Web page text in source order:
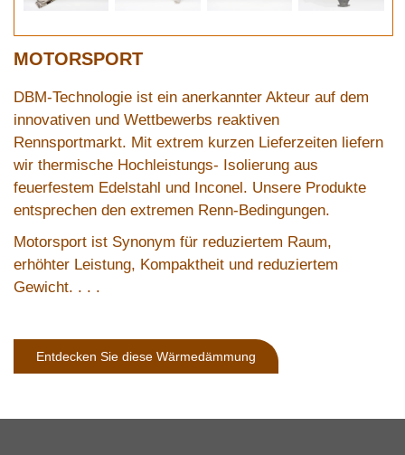
MOTORSPORT
DBM-Technologie ist ein anerkannter Akteur auf dem
innovativen und Wettbewerbs reaktiven
Rennsportmarkt. Mit extrem kurzen Lieferzeiten liefern
wir thermische Hochleistungs- Isolierung aus
feuerfestem Edelstahl und Inconel. Unsere Produkte
entsprechen den extremen Renn-Bedingungen.
Motorsport ist Synonym für reduziertem Raum,
erhöhter Leistung, Kompaktheit und reduziertem
Gewicht. . . .
Entdecken Sie diese Wärmedämmung